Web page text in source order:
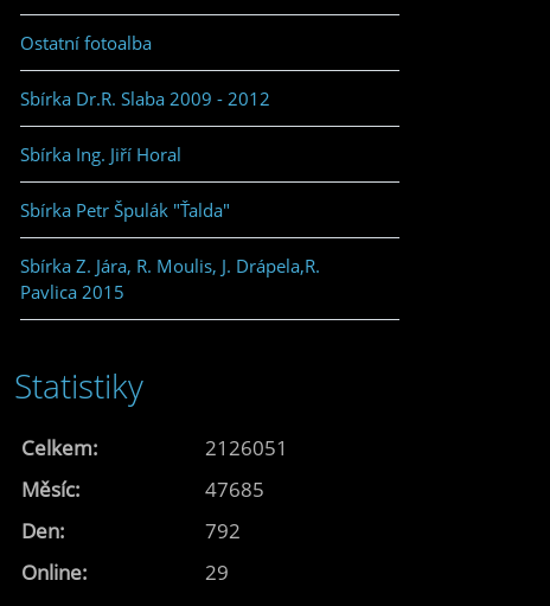
Ostatní fotoalba
Sbírka Dr.R. Slaba 2009 - 2012
Sbírka Ing. Jiří Horal
Sbírka Petr Špulák "Ťalda"
Sbírka Z. Jára, R. Moulis, J. Drápela,R.
Pavlica 2015
Statistiky
Online: 29
Celkem:
2126051
Měsíc:
47685
Den:
792